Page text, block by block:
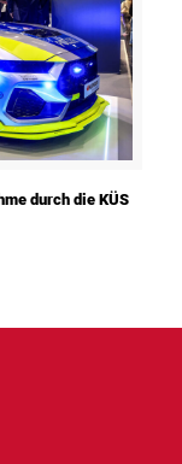
durch die KÜS